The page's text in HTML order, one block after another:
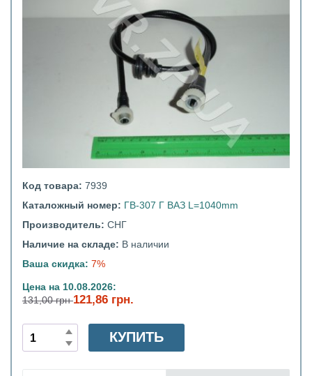
Код товара: 7939
Каталожный номер: ГВ-307 Г ВАЗ L=1040mm
Производитель: СНГ
Наличие на складе: В наличии
Ваша скидка: 7%
Цена на 10.08.2026:
131,00 грн121,86 грн.
КУПИТЬ